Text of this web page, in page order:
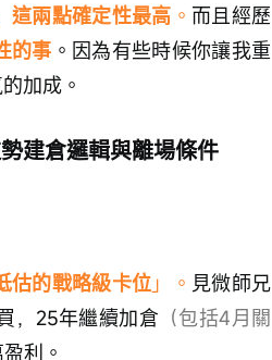
這兩點確定性最高 。 而且經歷
的事 。因為有些時候你讓我重
加成。
建倉邏輯與離場條件
估的戰略級卡位 」。 見微師兄
，25年繼續加倉 （包括4月關
利。